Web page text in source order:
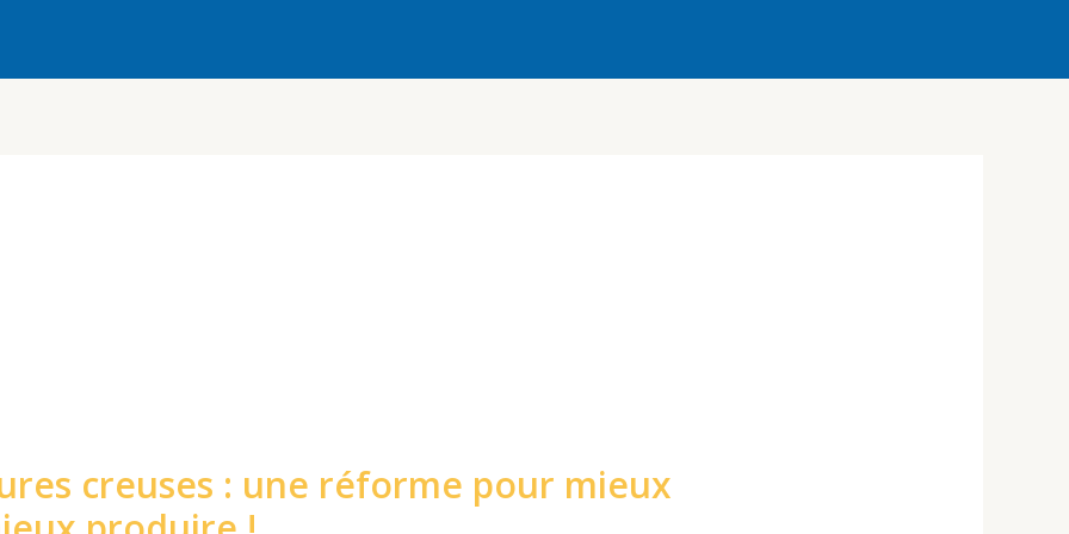
creuses : une réforme pour mieux